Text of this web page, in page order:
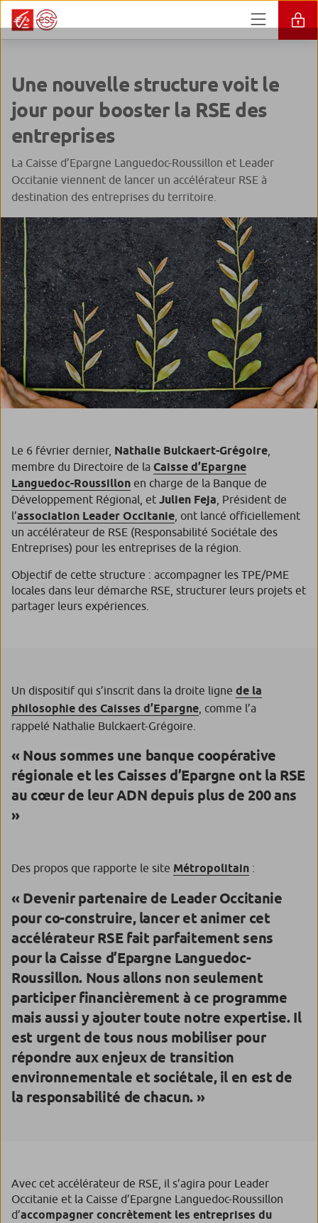
Une nouvelle structure voit le
jour pour booster la RSE des
entreprises
La Caisse d’Epargne Languedoc-Roussillon et Leader
Occitanie viennent de lancer un accélérateur RSE à
destination des entreprises du territoire.
Le 6 février dernier, Nathalie Bulckaert-Grégoire
membre du Directoire de la Caisse d’Epargne
Languedoc-Roussillon en charge de la Banque de
Développement Régional, et Julien Feja , Président de
l’association Leader Occitanie , ont lancé officiellement
un accélérateur de RSE (Responsabilité Sociétale des
Entreprises) pour les entreprises de la région.
Objectif de cette structure : accompagner les TPE/PME
locales dans leur démarche RSE, structurer leurs projets et
partager leurs expériences.
Un dispositif qui s’inscrit dans la droite ligne de la
philosophie des Caisses d’Epargne , comme l’a
rappelé Nathalie Bulckaert-Grégoire.
« Nous sommes une banque coopérative
régionale et les Caisses d’Epargne ont la RSE
au cœur de leur ADN depuis plus de 200 ans
»
Des propos que rapporte le site Métropolitain :
« Devenir partenaire de Leader Occitanie
pour co-construire, lancer et animer cet
accélérateur RSE fait parfaitement sens
pour la Caisse d’Epargne Languedoc-
Roussillon. Nous allons non seulement
participer financièrement à ce programme
mais aussi y ajouter toute notre expertise. Il
est urgent de tous nous mobiliser pour
répondre aux enjeux de transition
environnementale et sociétale, il en est de
la responsabilité de chacun. »
Avec cet accélérateur de RSE, il s’agira pour Leader
Occitanie et la Caisse d’Epargne Languedoc-Roussillon
d’accompagner concrètement les entreprises du